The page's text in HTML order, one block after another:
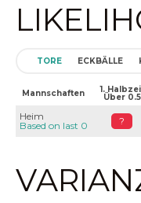
TORE ECKBÄLLE
Mannschaften 1.
Über 0.5
Heim
Based on last 0
?